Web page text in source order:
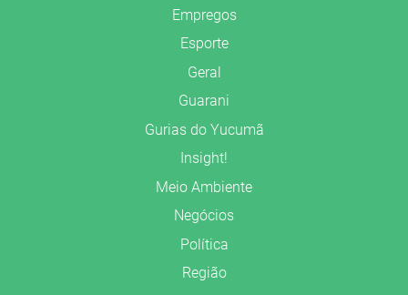
Empregos
Esporte
Geral
Guarani
Gurias do Yucumã
Insight!
Meio Ambiente
Negócios
Política
Região